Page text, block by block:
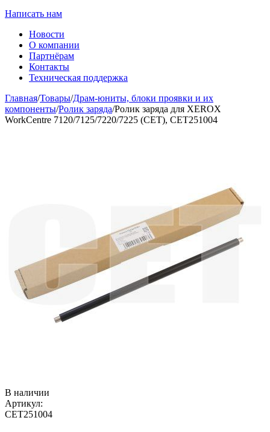
Написать нам
Новости
О компании
Партнёрам
Контакты
Техническая поддержка
Главная/Товары/Драм-юниты, блоки проявки и их
компоненты/Ролик заряда/Ролик заряда для XEROX
WorkCentre 7120/7125/7220/7225 (CET), CET251004
В наличии
Артикул:
CET251004